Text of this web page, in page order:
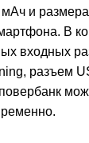
мАч и
В
входных
разъем